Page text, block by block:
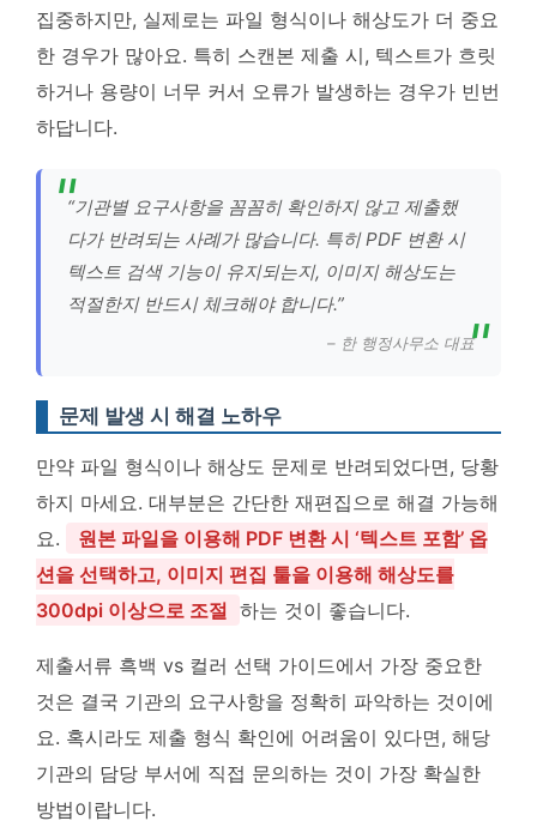
집중하지만, 실제로는 파일 형식이나 해상도가 더 중요
한 경우가 많아요. 특히 스캔본 제출 시, 텍스트가 흐릿
하거나 용량이 너무 커서 오류가 발생하는 경우가 빈번
하답니다.
“기관별 요구사항을 꼼꼼히 확인하지 않고 제출했
다가 반려되는 사례가 많습니다. 특히 PDF 변환 시
텍스트 검색 기능이 유지되는지, 이미지 해상도는
적절한지 반드시 체크해야 합니다.”
– 한 행정사무소 대표
문제 발생 시 해결 노하우
만약 파일 형식이나 해상도 문제로 반려되었다면, 당황
하지 마세요. 대부분은 간단한 재편집으로 해결 가능해
요.
원본 파일을 이용해 PDF 변환 시 ‘텍스트 포함’ 옵
션을 선택하고, 이미지 편집 툴을 이용해 해상도를
300dpi 이상으로 조절 하는 것이 좋습니다.
제출서류 흑백 vs 컬러 선택 가이드에서 가장 중요한
것은 결국 기관의 요구사항을 정확히 파악하는 것이에
요. 혹시라도 제출 형식 확인에 어려움이 있다면, 해당
기관의 담당 부서에 직접 문의하는 것이 가장 확실한
방법이랍니다.